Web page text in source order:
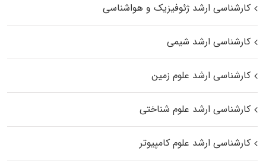
کارشناسی ارشد ژئوفیزیک و هواشناسی
کارشناسی ارشد شیمی
کارشناسی ارشد علوم زمین
کارشناسی ارشد علوم شناختی
کارشناسی ارشد علوم کامپیوتر